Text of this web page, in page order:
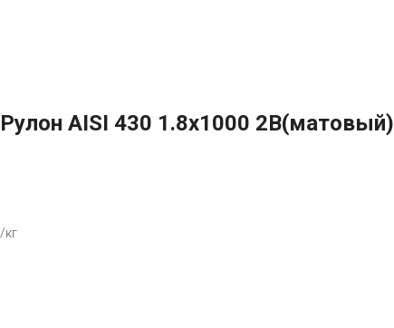
Рулон AISI 430 1.8х1000 2B(матовый)
/кг